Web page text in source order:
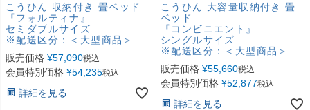
こうひん 収納付き 畳ベッド
『フォルティナ』
セミダブルサイズ
※配送区分：＜大型商品＞
販売価格 ¥57,090税込
会員特別価格 ¥54,235税込
詳細を見る
こうひん 大容量収納付き 畳
ベッド
『コンビニエント』
シングルサイズ
※配送区分：＜大型商品＞
販売価格 ¥55,660税込
会員特別価格 ¥52,877税込
詳細を見る